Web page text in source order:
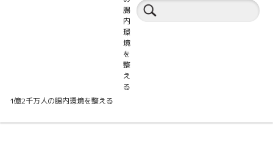
腸
内
環
境
を
整
え
る
1億2千万人の腸内環境を整える
ケストース＋イヌリンの併用摂取とMuri
baculaceae属UBA7173